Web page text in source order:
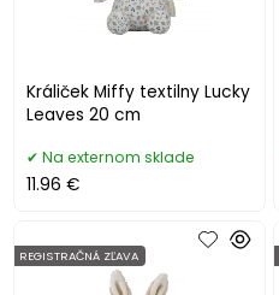
Králiček Miffy textilny Lucky
Leaves 20 cm
Na externom sklade
11.96 €
REGISTRAČNÁ ZĽAVA